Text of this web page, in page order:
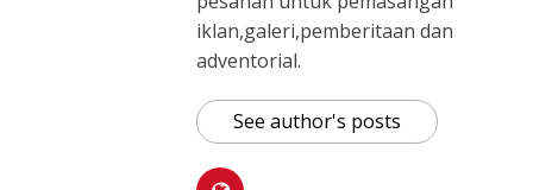
iklan,galeri,pemberitaan dan
adventorial.
See author's posts